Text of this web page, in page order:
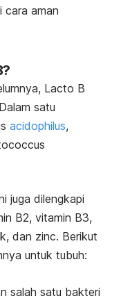
cara aman
Lacto B
satu
acidophilus,
juga dilengkapi
B2, vitamin B3,
dan zinc. Berikut
untuk tubuh:
salah satu bakteri